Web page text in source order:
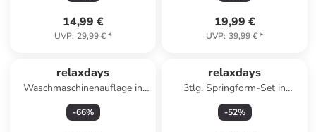
14,99 €
UVP: 29,99 €*
19,99 €
UVP: 39,99 €*
relaxdays
Waschmaschinenauflage in
Anthrazit/ Creme - (B)130 x
(T)55 cm
-66%
relaxdays
3tlg. Springform-Set in
Anthrazit
-52%